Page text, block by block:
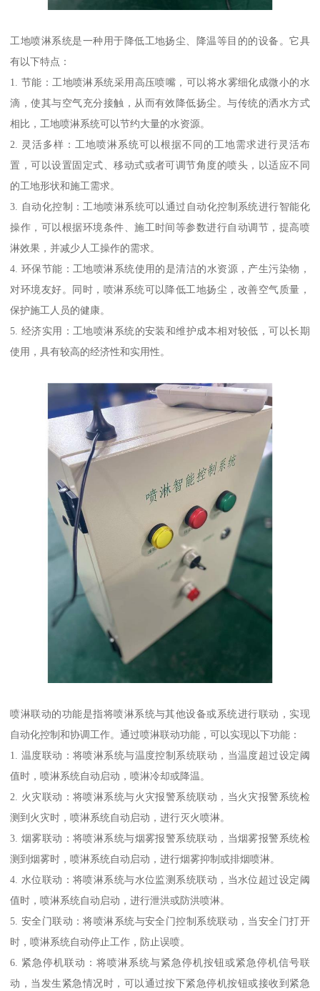
工地喷淋系统是一种用于降低工地扬尘、降温等目的的设备。它具
有以下特点：
1. 节能：工地喷淋系统采用高压喷嘴，可以将水雾细化成微小的水
滴，使其与空气充分接触，从而有效降低扬尘。与传统的洒水方式
相比，工地喷淋系统可以节约大量的水资源。
2. 灵活多样：工地喷淋系统可以根据不同的工地需求进行灵活布
置，可以设置固定式、移动式或者可调节角度的喷头，以适应不同
的工地形状和施工需求。
3. 自动化控制：工地喷淋系统可以通过自动化控制系统进行智能化
操作，可以根据环境条件、施工时间等参数进行自动调节，提高喷
淋效果，并减少人工操作的需求。
4. 环保节能：工地喷淋系统使用的是清洁的水资源，产生污染物，
对环境友好。同时，喷淋系统可以降低工地扬尘，改善空气质量，
保护施工人员的健康。
5. 经济实用：工地喷淋系统的安装和维护成本相对较低，可以长期
使用，具有较高的经济性和实用性。
喷淋联动的功能是指将喷淋系统与其他设备或系统进行联动，实现
自动化控制和协调工作。通过喷淋联动功能，可以实现以下功能：
1. 温度联动：将喷淋系统与温度控制系统联动，当温度超过设定阈
值时，喷淋系统自动启动，喷淋冷却或降温。
2. 火灾联动：将喷淋系统与火灾报警系统联动，当火灾报警系统检
测到火灾时，喷淋系统自动启动，进行灭火喷淋。
3. 烟雾联动：将喷淋系统与烟雾报警系统联动，当烟雾报警系统检
测到烟雾时，喷淋系统自动启动，进行烟雾抑制或排烟喷淋。
4. 水位联动：将喷淋系统与水位监测系统联动，当水位超过设定阈
值时，喷淋系统自动启动，进行泄洪或防洪喷淋。
5. 安全门联动：将喷淋系统与安全门控制系统联动，当安全门打开
时，喷淋系统自动停止工作，防止误喷。
6. 紧急停机联动：将喷淋系统与紧急停机按钮或紧急停机信号联
动，当发生紧急情况时，可以通过按下紧急停机按钮或接收到紧急